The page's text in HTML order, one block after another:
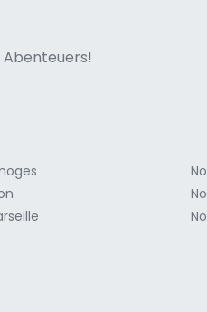
Abenteuers!